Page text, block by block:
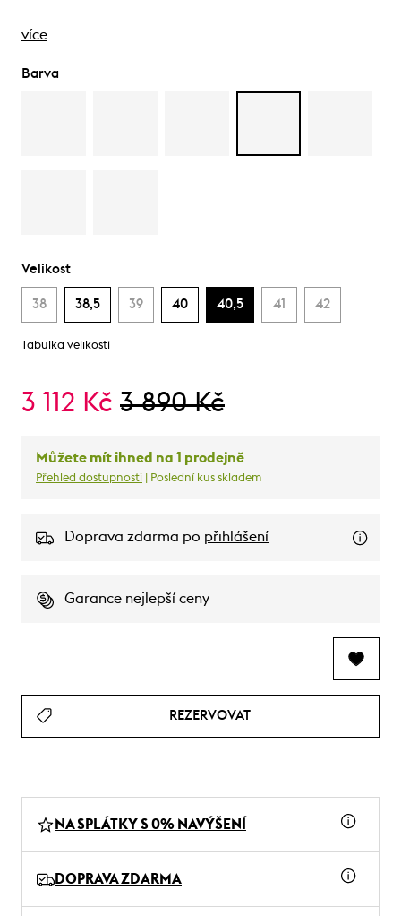
více
Barva
Velikost
38 38,5 39 40 40,5 41 42
Tabulka velikostí
3 112 Kč 3 890 Kč
Můžete mít ihned na 1 prodejně
Přehled dostupnosti | Poslední kus skladem
Doprava zdarma po přihlášení
Garance nejlepší ceny
REZERVOVAT
NA SPLÁTKY S 0% NAVÝŠENÍ
DOPRAVA ZDARMA